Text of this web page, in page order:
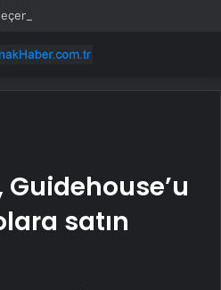
belediye başkanlarına tepki
satın